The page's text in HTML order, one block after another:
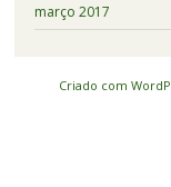
março 2017
Criado com